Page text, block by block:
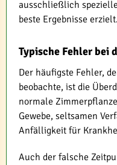
ausschließlich
beste Ergebnisse erzielt.
Typische Fehler bei
Der häufigste Fehler,
beobachte, ist die
normale
Gewebe, seltsamen
Anfälligkeit für
Auch der falsche